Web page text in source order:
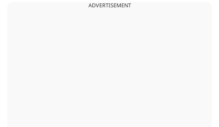
ADVERTISEMENT